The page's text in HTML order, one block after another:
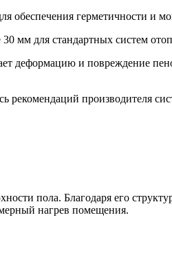
обеспечения герметичности и
мм для стандартных систем
деформацию и повреждение
рекомендаций производителя
пола. Благодаря его
нагрев помещения.